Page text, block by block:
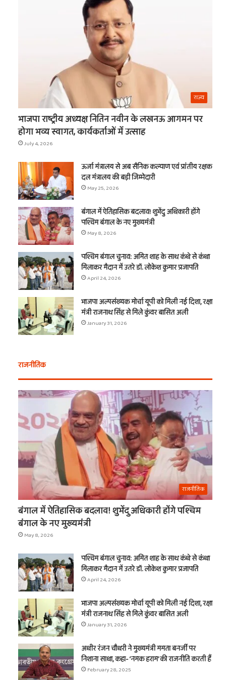
राज्य
भाजपा राष्ट्रीय अध्यक्ष नितिन नवीन के लखनऊ आगमन पर
होगा भव्य स्वागत, कार्यकर्ताओं में उत्साह
July 4, 2026
ऊर्जा मंत्रालय से अब सैनिक कल्याण एवं प्रांतीय रक्षक
दल मंत्रालय की बड़ी जिम्मेदारी
May 25, 2026
बंगाल में ऐतिहासिक बदलाव! शुभेंदु अधिकारी होंगे
पश्चिम बंगाल के नए मुख्यमंत्री
May 8, 2026
पश्चिम बंगाल चुनाव: अमित शाह के साथ कंधे से कंधा
मिलाकर मैदान में उतरे डॉ. लोकेश कुमार प्रजापति
April 24, 2026
भाजपा अल्पसंख्यक मोर्चा यूपी को मिली नई दिशा, रक्षा
मंत्री राजनाथ सिंह से मिले कुंवर बासित अली
January 31, 2026
राजनीतिक
राजनीतिक
बंगाल में ऐतिहासिक बदलाव! शुभेंदु अधिकारी होंगे पश्चिम
बंगाल के नए मुख्यमंत्री
May 8, 2026
पश्चिम बंगाल चुनाव: अमित शाह के साथ कंधे से कंधा
मिलाकर मैदान में उतरे डॉ. लोकेश कुमार प्रजापति
April 24, 2026
भाजपा अल्पसंख्यक मोर्चा यूपी को मिली नई दिशा, रक्षा
मंत्री राजनाथ सिंह से मिले कुंवर बासित अली
January 31, 2026
अधीर रंजन चौधरी ने मुख्यमंत्री ममता बनर्जी पर
निशाना साधा, कहा- ‘नमक हराम’ की राजनीति करती हैं
February 28, 2025